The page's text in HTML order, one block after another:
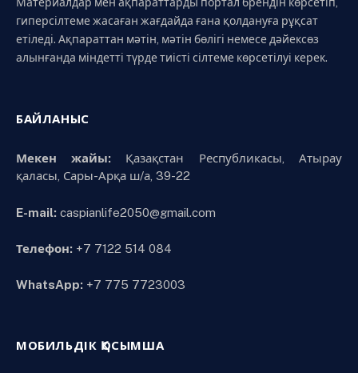
Материалдар мен ақпараттарды портал брендін көрсетіп,
гиперсілтеме жасаған жағдайда ғана қолдануға рұқсат
етіледі. Ақпараттан мәтін, мәтін бөлігі немесе дәйексөз
алынғанда міндетті түрде тиісті сілтеме көрсетілуі керек.
БАЙЛАНЫС
Мекен жайы:Қазақстан Республикасы, Атырау
қаласы, Сары-Арқа ш/а, 39-22
E-mail: caspianlife2050@gmail.com
Телефон: +7 7122 514 084
WhatsApp: +7 775 7723003
МОБИЛЬДІК ҚОСЫМША